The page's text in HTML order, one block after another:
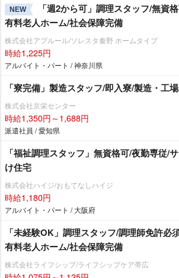
NEW
「週2から可」調理スタッフ/無資
有料老人ホーム/社会保障完備
株式会社アプルール/ソレスタ秦野 ホームタイプ
時給1,225円
アルバイト・パート / 神奈川県
「寮完備」製造スタッフ/即入寮/製造・工
株式会社京栄センター
時給1,350円～1,688円
派遣社員 / 愛知県
「福祉調理スタッフ」無資格可/夜勤専従/
け住宅
株式会社ハイジ/おもてなしハイジ
時給1,180円
アルバイト・パート / 大阪府
「未経験OK」調理スタッフ/調理師免許必
有料老人ホーム/社会保障完備
株式会社ライフシップ/ライフシップケア帯広